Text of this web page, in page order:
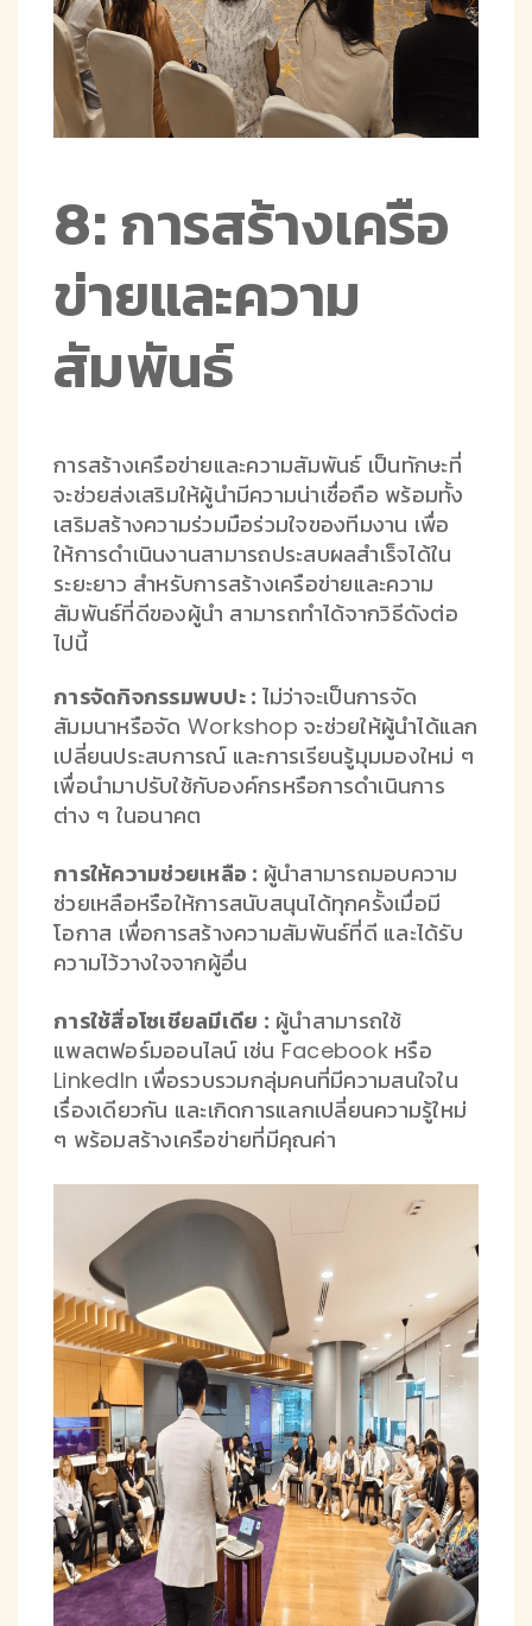
8: การสร้างเครือ
ข่ายและความ
สัมพันธ์
การสร้างเครือข่ายและความสัมพันธ์ เป็นทักษะที่
จะช่วยส่งเสริมให้ผู้นำมีความน่าเชื่อถือ พร้อมทั้ง
เสริมสร้างความร่วมมือร่วมใจของทีมงาน เพื่อ
ให้การดำเนินงานสามารถประสบผลสำเร็จได้ใน
ระยะยาว สำหรับการสร้างเครือข่ายและความ
สัมพันธ์ที่ดีของผู้นำ สามารถทำได้จากวิธีดังต่อ
ไปนี้
การจัดกิจกรรมพบปะ : ไม่ว่าจะเป็นการจัด
สัมมนาหรือจัด Workshop จะช่วยให้ผู้นำได้แลก
เปลี่ยนประสบการณ์ และการเรียนรู้มุมมองใหม่ ๆ
เพื่อนำมาปรับใช้กับองค์กรหรือการดำเนินการ
ต่าง ๆ ในอนาคต
การให้ความช่วยเหลือ : ผู้นำสามารถมอบความ
ช่วยเหลือหรือให้การสนับสนุนได้ทุกครั้งเมื่อมี
โอกาส เพื่อการสร้างความสัมพันธ์ที่ดี และได้รับ
ความไว้วางใจจากผู้อื่น
การใช้สื่อโซเชียลมีเดีย : ผู้นำสามารถใช้
แพลตฟอร์มออนไลน์ เช่น Facebook หรือ
LinkedIn เพื่อรวบรวมกลุ่มคนที่มีความสนใจใน
เรื่องเดียวกัน และเกิดการแลกเปลี่ยนความรู้ใหม่
ๆ พร้อมสร้างเครือข่ายที่มีคุณค่า